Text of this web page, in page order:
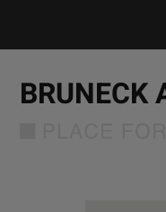
BRUNECK